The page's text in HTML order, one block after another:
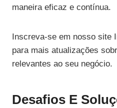
maneira eficaz e contínua.
Inscreva-se em nosso site
para mais atualizações
relevantes ao seu negócio.
Desafios E